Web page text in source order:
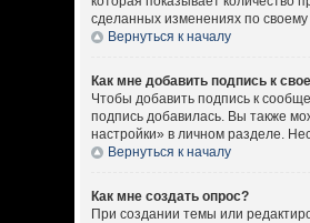
сделанных изменениях по
Вернуться к началу
Как мне добавить подпись к
Чтобы добавить подпись к
подпись добавилась. Вы также
настройки» в личном разделе.
Вернуться к началу
Как мне создать опрос?
При создании темы или